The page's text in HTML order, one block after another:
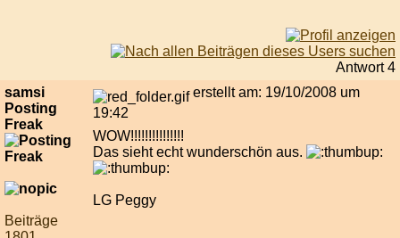
Antwort 4
samsi
Posting
Freak
Beiträge
erstellt am: 19/10/2008 um
19:42
WOW!!!!!!!!!!!!!!!
Das sieht echt wunderschön aus.
LG Peggy